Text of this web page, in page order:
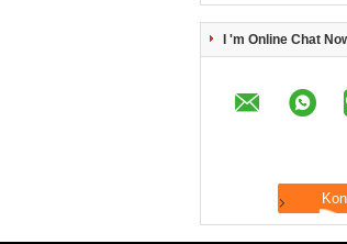
I 'm Online Chat